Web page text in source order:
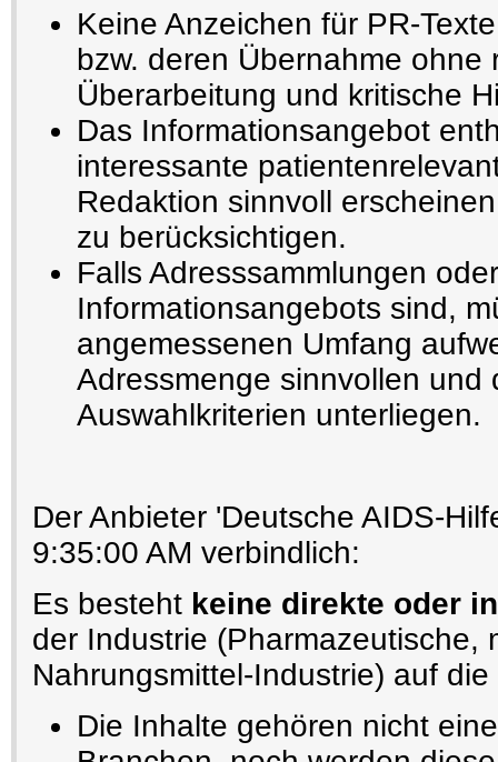
Keine Anzeichen für PR-
bzw. deren Übernahme ohne
Überarbeitung und kritische
Das Informationsangebot
interessante
Redaktion sinnvoll
zu berücksichtigen.
Falls Adresssammlungen
Informationsangebots sind,
angemessenen Umfang
Adressmenge sinnvollen und
Auswahlkriterien unterliegen.
Der Anbieter 'Deutsche AIDS-
9:35:00 AM verbindlich:
Es besteht keine direkte oder
der Industrie (Pharmazeutische,
Nahrungsmittel-Industrie) auf
Die Inhalte gehören nicht